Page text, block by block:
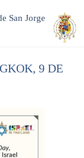
San Jorge
9 DE